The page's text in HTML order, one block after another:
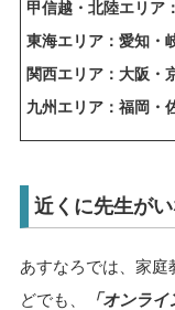
甲信越・北陸エリア：
東海エリア： 愛知・
関西エリア： 大阪・
九州エリア： 福岡・
近くに先生が
あすなろでは、家
どでも、
「オンライ